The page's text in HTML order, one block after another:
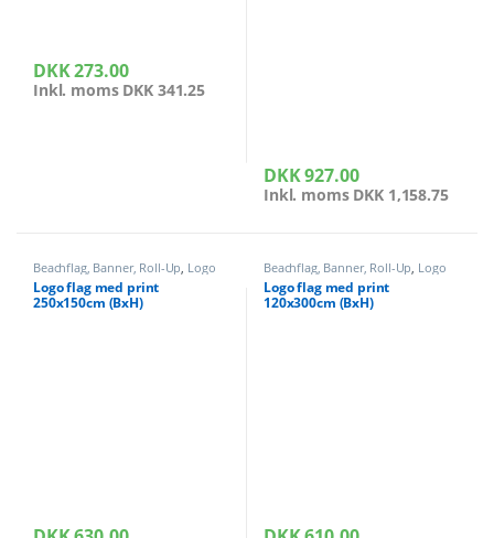
DKK273.00
Inkl. moms DKK 341.25
DKK927.00
Inkl. moms DKK 1,158.75
Beachflag, Banner, Roll-Up Logo
flag med print vandret
Logo flag med print
250x150cm (BxH)
Beachflag, Banner, Roll-Up Logo
flag med print lodret
Logo flag med print
120x300cm (BxH)